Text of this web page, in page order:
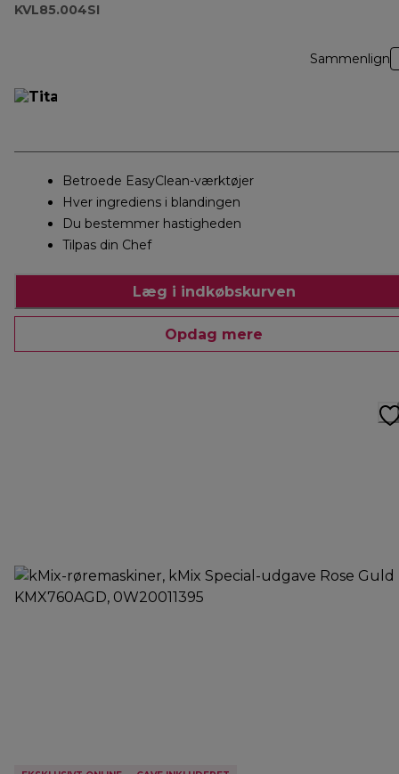
KVL85.004SI
Sammenlign
Betroede EasyClean-værktøjer
Hver ingrediens i blandingen
Du bestemmer hastigheden
Tilpas din Chef
Læg i indkøbskurven
Opdag mere